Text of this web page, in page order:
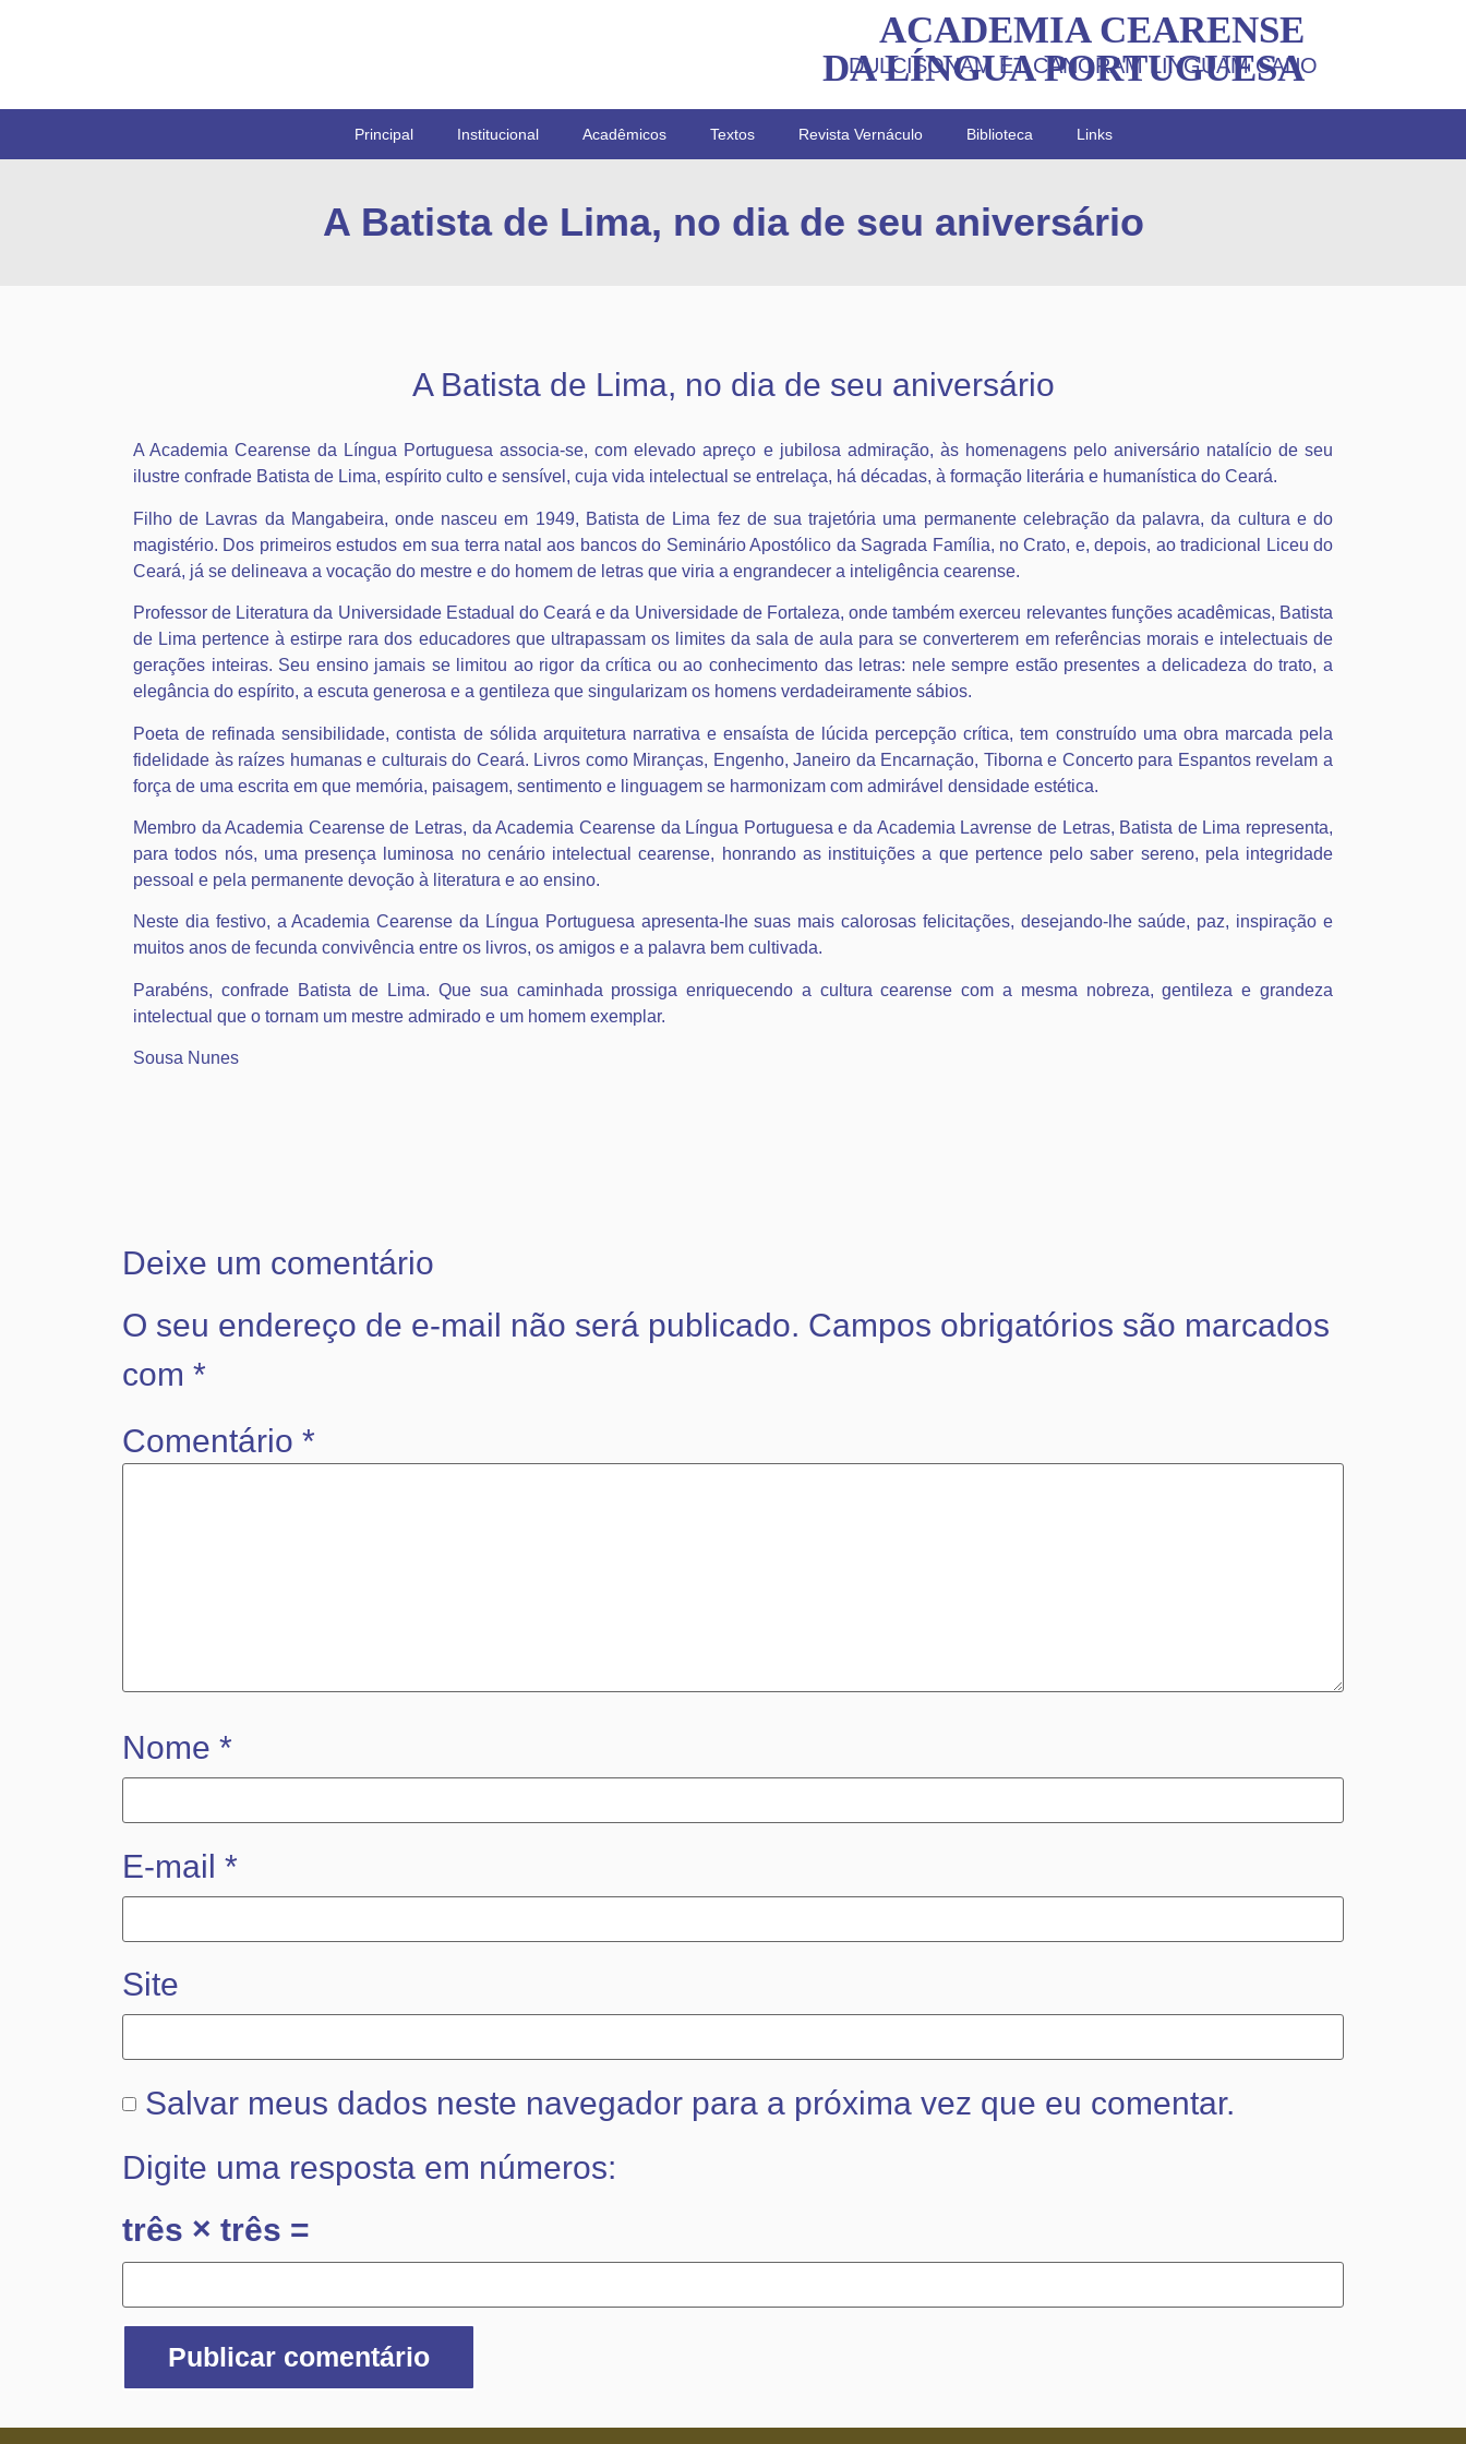
ACADEMIA CEARENSE
DA LÍNGUA PORTUGUESA
DULCISONAM ET CANORAM LINGUAM CANO
Principal Institucional Acadêmicos Textos Revista Vernáculo Biblioteca Links
A Batista de Lima, no dia de seu aniversário
A Batista de Lima, no dia de seu aniversário
A Academia Cearense da Língua Portuguesa associa-se, com elevado apreço e jubilosa admiração, às homenagens pelo aniversário natalício de seu
ilustre confrade Batista de Lima, espírito culto e sensível, cuja vida intelectual se entrelaça, há décadas, à formação literária e humanística do Ceará.
Filho de Lavras da Mangabeira, onde nasceu em 1949, Batista de Lima fez de sua trajetória uma permanente celebração da palavra, da cultura e do
magistério. Dos primeiros estudos em sua terra natal aos bancos do Seminário Apostólico da Sagrada Família, no Crato, e, depois, ao tradicional Liceu do
Ceará, já se delineava a vocação do mestre e do homem de letras que viria a engrandecer a inteligência cearense.
Professor de Literatura da Universidade Estadual do Ceará e da Universidade de Fortaleza, onde também exerceu relevantes funções acadêmicas, Batista
de Lima pertence à estirpe rara dos educadores que ultrapassam os limites da sala de aula para se converterem em referências morais e intelectuais de
gerações inteiras. Seu ensino jamais se limitou ao rigor da crítica ou ao conhecimento das letras: nele sempre estão presentes a delicadeza do trato, a
elegância do espírito, a escuta generosa e a gentileza que singularizam os homens verdadeiramente sábios.
Poeta de refinada sensibilidade, contista de sólida arquitetura narrativa e ensaísta de lúcida percepção crítica, tem construído uma obra marcada pela
fidelidade às raízes humanas e culturais do Ceará. Livros como Miranças, Engenho, Janeiro da Encarnação, Tiborna e Concerto para Espantos revelam a
força de uma escrita em que memória, paisagem, sentimento e linguagem se harmonizam com admirável densidade estética.
Membro da Academia Cearense de Letras, da Academia Cearense da Língua Portuguesa e da Academia Lavrense de Letras, Batista de Lima representa,
para todos nós, uma presença luminosa no cenário intelectual cearense, honrando as instituições a que pertence pelo saber sereno, pela integridade
pessoal e pela permanente devoção à literatura e ao ensino.
Neste dia festivo, a Academia Cearense da Língua Portuguesa apresenta-lhe suas mais calorosas felicitações, desejando-lhe saúde, paz, inspiração e
muitos anos de fecunda convivência entre os livros, os amigos e a palavra bem cultivada.
Parabéns, confrade Batista de Lima. Que sua caminhada prossiga enriquecendo a cultura cearense com a mesma nobreza, gentileza e grandeza
intelectual que o tornam um mestre admirado e um homem exemplar.
Sousa Nunes
Deixe um comentário
O seu endereço de e-mail não será publicado. Campos obrigatórios são marcados
com *
Comentário *
Nome *
E-mail *
Site
Salvar meus dados neste navegador para a próxima vez que eu comentar.
Digite uma resposta em números:
três × três =